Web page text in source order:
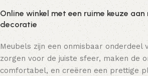
Online winkel met een ruime keuze aan
decoratie
Meubels zijn een onmisbaar onderdeel
zorgen voor de juiste sfeer, maken de
comfortabel, en creëren een prettige